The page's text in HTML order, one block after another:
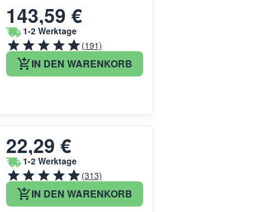
143,59 €
1-2 Werktage
(191)
IN DEN WARENKORB
22,29 €
1-2 Werktage
(313)
IN DEN WARENKORB